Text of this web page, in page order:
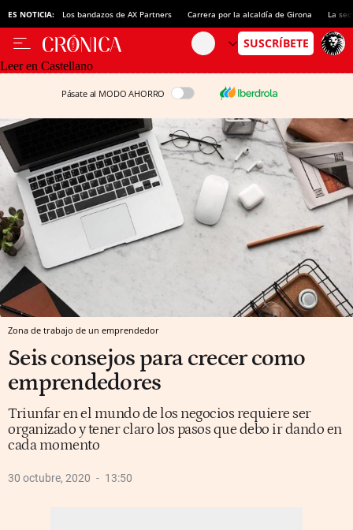
ES NOTICIA: Los bandazos de AX Partners Carrera por la alcaldía de Girona La
Leer en Castellano
Pásate al MODO AHORRO
Zona de trabajo de un emprendedor
Seis consejos para crecer como
emprendedores
Triunfar en el mundo de los negocios requiere ser
organizado y tener claro los pasos que debo ir dando en
cada momento
30 octubre, 2020 13:50